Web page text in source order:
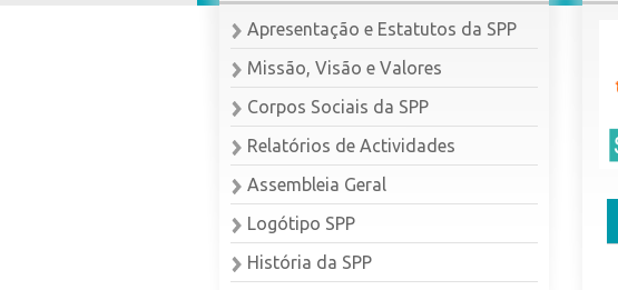
Apresentação e Estatutos da SPP
Missão, Visão e Valores
Corpos Sociais da SPP
Relatórios de Actividades
Assembleia Geral
Logótipo SPP
História da SPP